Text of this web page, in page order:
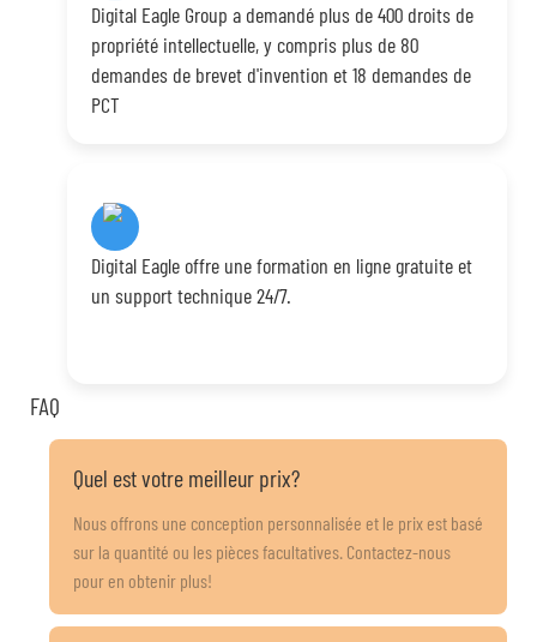
Digital Eagle Group a demandé plus de 400 droits de
propriété intellectuelle, y compris plus de 80
demandes de brevet d'invention et 18 demandes de
PCT
Digital Eagle offre une formation en ligne gratuite et
un support technique 24/7.
FAQ
Quel est votre meilleur prix?
Nous offrons une conception personnalisée et le prix est basé
sur la quantité ou les pièces facultatives. Contactez-nous
pour en obtenir plus!